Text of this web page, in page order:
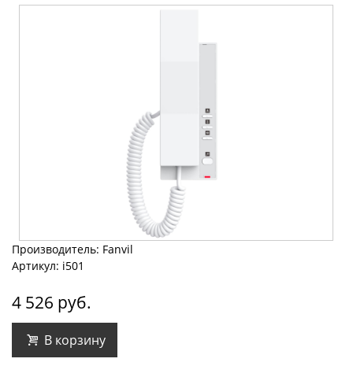
Производитель: Fanvil
Артикул: i501
4 526 руб.
В корзину